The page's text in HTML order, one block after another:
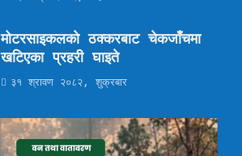
मोटरसाइकलको ठक्करबाट चेकजाँचमा
खटिएका प्रहरी घाइते
३१ श्रावण २०८२, शुक्रबार